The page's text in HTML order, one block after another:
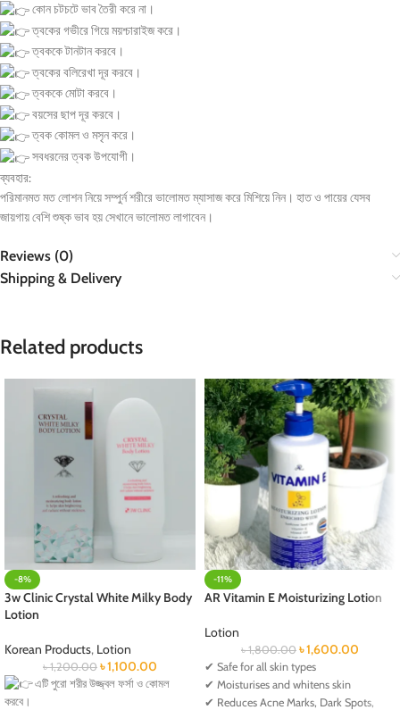
কোন চটচটে ভাব তৈরী করে না।
ত্বকের গভীরে গিয়ে ময়শ্চারাইজ করে।
ত্বককে টানটান করবে।
ত্বকের বলিরেখা দূর করবে।
ত্বককে মোটা করবে।
বয়সের ছাপ দূর করবে।
ত্বক কোমল ও মসৃন করে।
সবধরনের ত্বক উপযোগী।
ব্যবহার:
পরিমানমত মত লোশন নিয়ে সম্পুর্ন শরীরে ভালোমত ম্যাসাজ করে মিশিয়ে নিন। হাত ও পায়ের যেসব
জায়গায় বেশি শুষ্ক ভাব হয় সেখানে ভালোমত লাগাবেন।
Reviews (0)
Shipping & Delivery
Related products
-8%
3w Clinic Crystal White Milky Body
Lotion
Korean Products, Lotion
৳1,200.00 ৳1,100.00
এটি পুরো শরীর উজ্জ্বল ফর্সা ও কোমল
করবে।
-11%
AR Vitamin E Moisturizing Lotion
Lotion
৳1,800.00 ৳1,600.00
✔ Safe for all skin types
✔ Moisturises and whitens skin
✔ Reduces Acne Marks, Dark Spots,